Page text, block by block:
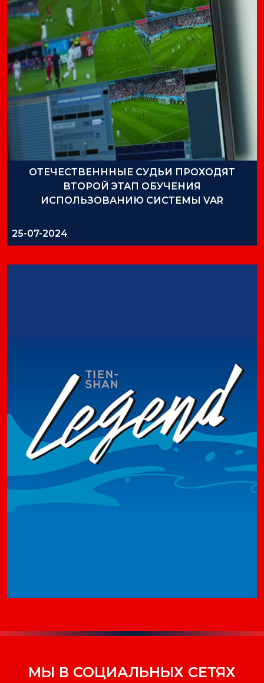
ОТЕЧЕСТВЕНННЫЕ СУДЬИ ПРОХОДЯТ
ВТОРОЙ ЭТАП ОБУЧЕНИЯ
ИСПОЛЬЗОВАНИЮ СИСТЕМЫ VAR
25-07-2024
МЫ В СОЦИАЛЬНЫХ СЕТЯХ